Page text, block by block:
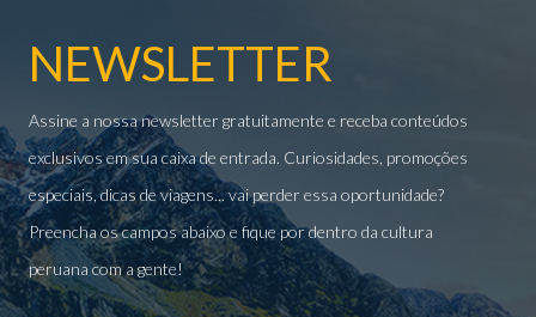
NEWSLETTER
Assine a nossa newsletter gratuitamente e receba conteúdos
exclusivos em sua caixa de entrada. Curiosidades, promoções
especiais, dicas de viagens... vai perder essa oportunidade?
Preencha os campos abaixo e fique por dentro da cultura
peruana com a gente!